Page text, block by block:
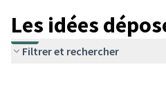
Les idées
Filtrer et rechercher